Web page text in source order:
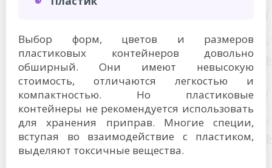
Выбор форм, цветов и размеров
пластиковых контейнеров довольно
обширный. Они имеют невысокую
стоимость, отличаются легкостью и
компактностью. Но пластиковые
контейнеры не рекомендуется использовать
для хранения приправ. Многие специи,
вступая во взаимодействие с пластиком,
выделяют токсичные вещества.